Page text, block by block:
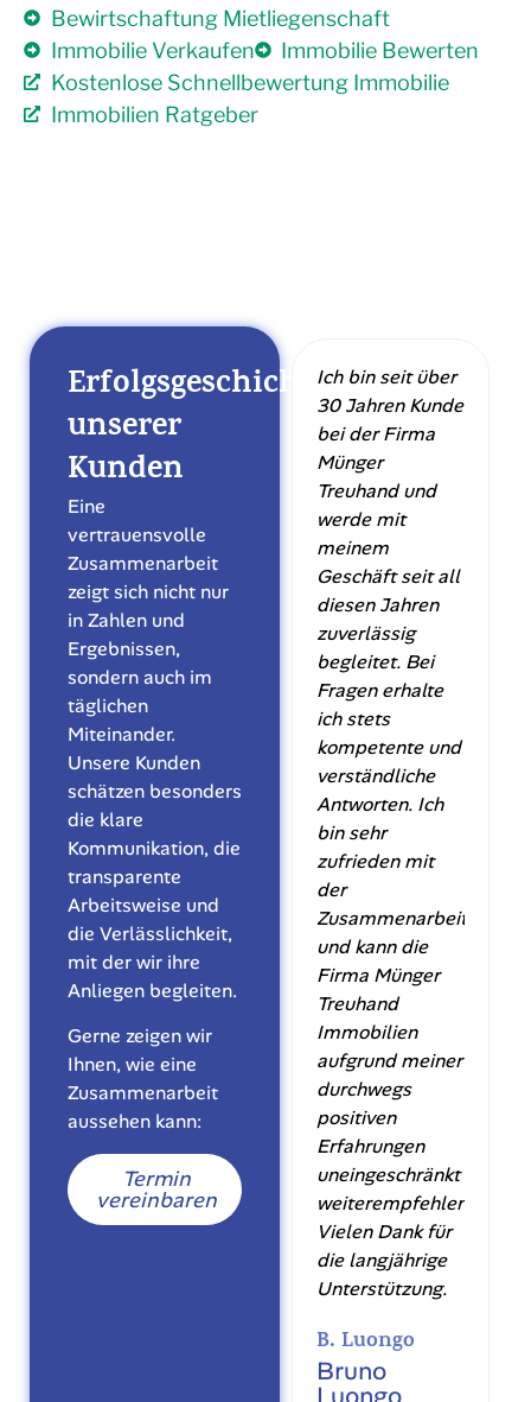
Bewirtschaftung Mietliegenschaft
Immobilie Verkaufen
Immobilie Bewerten
Kostenlose Schnellbewertung Immobilie
Immobilien Ratgeber
Erfolgsgeschichten
unserer
Kunden
Eine
vertrauensvolle
Zusammenarbeit
zeigt sich nicht nur
in Zahlen und
Ergebnissen,
sondern auch im
täglichen
Miteinander.
Unsere Kunden
schätzen besonders
die klare
Kommunikation, die
transparente
Arbeitsweise und
die Verlässlichkeit,
mit der wir ihre
Anliegen begleiten.
Gerne zeigen wir
Ihnen, wie eine
Zusammenarbeit
aussehen kann:
Termin
vereinbaren
Ich bin seit über
30 Jahren Kunde
bei der Firma
Münger
Treuhand und
werde mit
meinem
Geschäft seit all
diesen Jahren
zuverlässig
begleitet. Bei
Fragen erhalte
ich stets
kompetente und
verständliche
Antworten. Ich
bin sehr
zufrieden mit
der
Zusammenarbeit
und kann die
Firma Münger
Treuhand
Immobilien
aufgrund meiner
durchwegs
positiven
Erfahrungen
uneingeschränkt
weiterempfehlen.
Vielen Dank für
die langjährige
Unterstützung.
B. Luongo
Bruno